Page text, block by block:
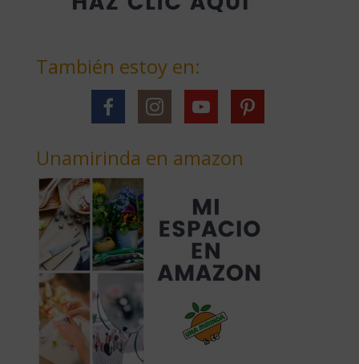
También estoy en:
Unamirinda en amazon